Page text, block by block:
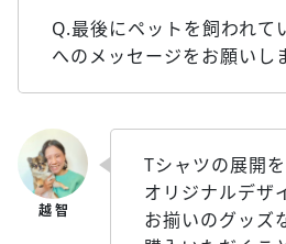
Q.最後にペットを飼われて
へのメッセージをお願いし
Tシャツの展開
オリジナルデザ
お揃いのグッズ